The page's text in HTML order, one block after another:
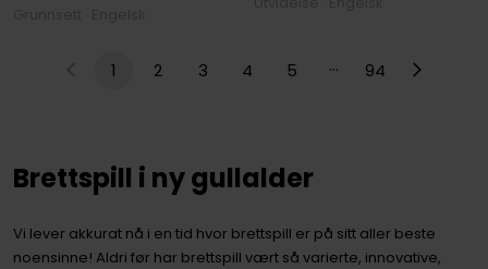
1 2 3 4 5 … 94
Brettspill i ny gullalder
Vi lever akkurat nå i en tid hvor brettspill er på sitt aller beste
noensinne! Aldri før har brettspill vært så varierte, innovative,